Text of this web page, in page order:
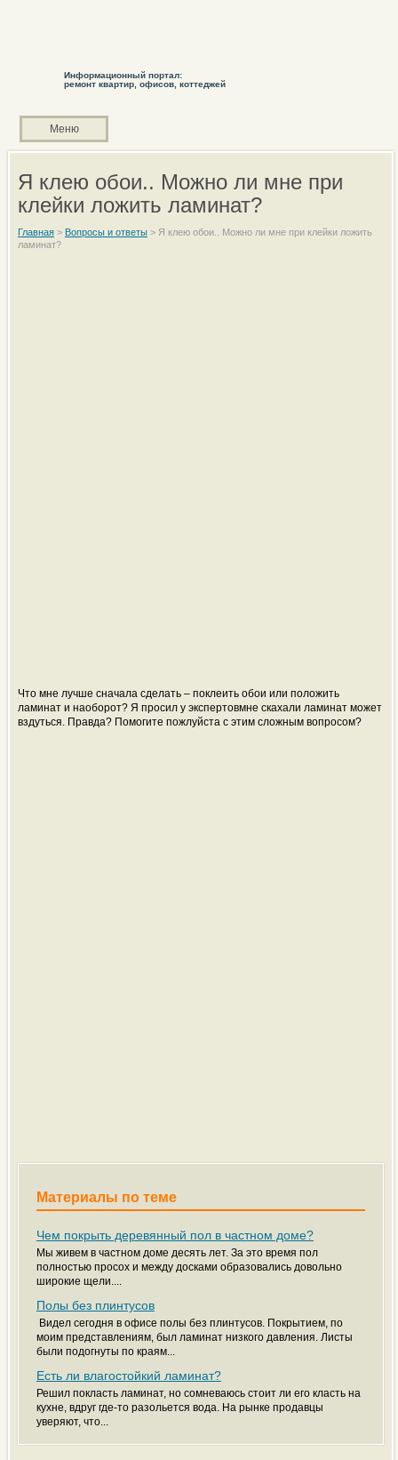
Информационный портал:
ремонт квартир, офисов, коттеджей
Меню
Я клею обои.. Можно ли мне при
клейки ложить ламинат?
Главная> Вопросы и ответы> Я клею обои.. Можно ли мне при клейки ложить
ламинат?
Что мне лучше сначала сделать – поклеить обои или положить
ламинат и наоборот? Я просил у экспертовмне скахали ламинат может
вздуться. Правда? Помогите пожлуйста с этим сложным вопросом?
Материалы по теме
Чем покрыть деревянный пол в частном доме?
Мы живем в частном доме десять лет. За это время пол
полностью просох и между досками образовались довольно
широкие щели....
Полы без плинтусов
Видел сегодня в офисе полы без плинтусов. Покрытием, по
моим представлениям, был ламинат низкого давления. Листы
были подогнуты по краям...
Есть ли влагостойкий ламинат?
Решил покласть ламинат, но сомневаюсь стоит ли его класть на
кухне, вдруг где-то разольется вода. На рынке продавцы
уверяют, что...